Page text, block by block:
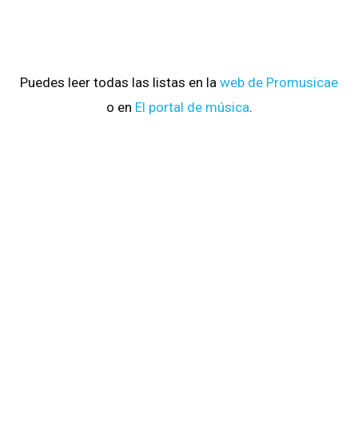
Puedes leer todas las listas en la web de Promusicae
o en El portal de música.